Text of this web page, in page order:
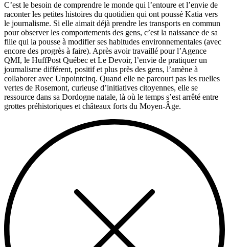
C’est le besoin de comprendre le monde qui l’entoure et l’envie de
raconter les petites histoires du quotidien qui ont poussé Katia vers
le journalisme. Si elle aimait déjà prendre les transports en commun
pour observer les comportements des gens, c’est la naissance de sa
fille qui la pousse à modifier ses habitudes environnementales (avec
encore des progrès à faire). Après avoir travaillé pour l’Agence
QMI, le HuffPost Québec et Le Devoir, l’envie de pratiquer un
journalisme différent, positif et plus près des gens, l’amène à
collaborer avec Unpointcinq. Quand elle ne parcourt pas les ruelles
vertes de Rosemont, curieuse d’initiatives citoyennes, elle se
ressource dans sa Dordogne natale, là où le temps s’est arrêté entre
grottes préhistoriques et châteaux forts du Moyen-Âge.